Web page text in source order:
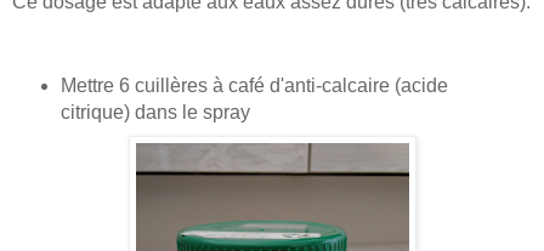
Mettre 6 cuillères à café d'anti-calcaire (acide
citrique) dans le spray